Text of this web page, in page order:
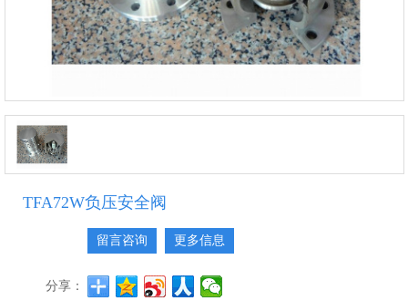
TFA72W负压安全阀
留言咨询 更多信息
分享：